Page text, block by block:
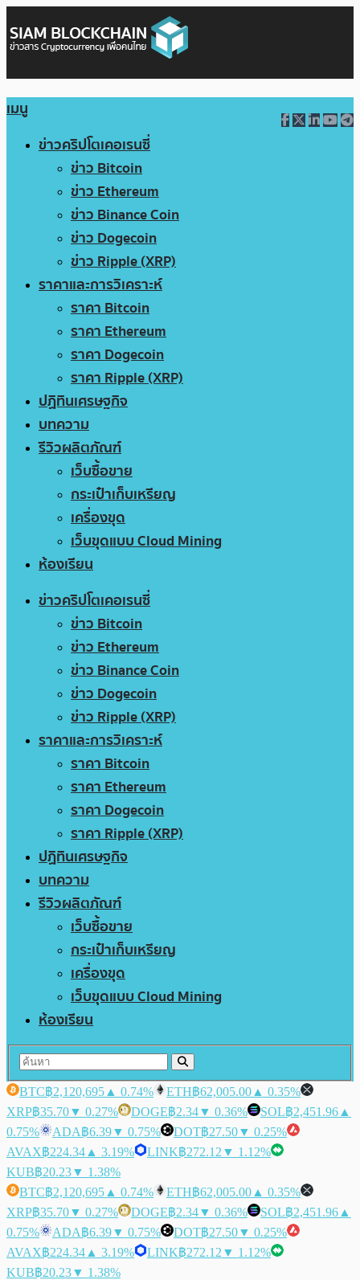
เมนู
ข่าวคริปโตเคอเรนซี่
ข่าว Bitcoin
ข่าว Ethereum
ข่าว Binance Coin
ข่าว Dogecoin
ข่าว Ripple (XRP)
ราคาและการวิเคราะห์
ราคา Bitcoin
ราคา Ethereum
ราคา Dogecoin
ราคา Ripple (XRP)
ปฏิทินเศรษฐกิจ
บทความ
รีวิวผลิตภัณฑ์
เว็บซื้อขาย
กระเป๋าเก็บเหรียญ
เครื่องขุด
เว็บขุดแบบ Cloud Mining
ห้องเรียน
ข่าวคริปโตเคอเรนซี่
ข่าว Bitcoin
ข่าว Ethereum
ข่าว Binance Coin
ข่าว Dogecoin
ข่าว Ripple (XRP)
ราคาและการวิเคราะห์
ราคา Bitcoin
ราคา Ethereum
ราคา Dogecoin
ราคา Ripple (XRP)
ปฏิทินเศรษฐกิจ
บทความ
รีวิวผลิตภัณฑ์
เว็บซื้อขาย
กระเป๋าเก็บเหรียญ
เครื่องขุด
เว็บขุดแบบ Cloud Mining
ห้องเรียน
BTC฿2,120,695 ▲ 0.74% ETH฿62,005.00 ▲ 0.35%
XRP฿35.70▼ 0.27% DOGE฿2.34▼ 0.36% SOL฿2,451.96 ▲
0.75%
ADA฿6.39▼ 0.75% DOT฿27.50▼ 0.25%
AVAX฿224.34 ▲ 3.19% LINK฿272.12 ▼ 1.12%
KUB฿20.23▼ 1.38%
BTC฿2,120,695 ▲ 0.74% ETH฿62,005.00 ▲ 0.35%
XRP฿35.70▼ 0.27% DOGE฿2.34▼ 0.36% SOL฿2,451.96 ▲
0.75%
ADA฿6.39▼ 0.75% DOT฿27.50▼ 0.25%
AVAX฿224.34 ▲ 3.19% LINK฿272.12 ▼ 1.12%
KUB฿20.23▼ 1.38%